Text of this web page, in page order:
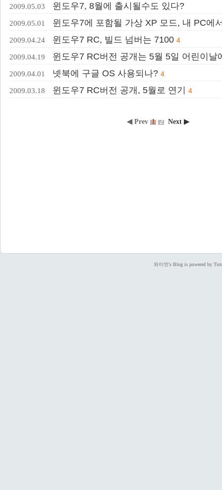
2009.05.03 윈도우7, 8월에 출시될수도 있다?
2009.05.01 윈도우7에 포함될 가상 XP 모드, 내 PC에
2009.04.24 윈도우7 RC, 빌드 넘버는 7100 4
2009.04.19 윈도우7 RC버전 공개는 5월 5일 어린이날
2009.04.01 넷북에 구글 OS 사용되나? 4
2009.03.18 윈도우7 RC버전 공개, 5월로 연기 4
◀ Prev 1 2 Next ▶
와이엇's Blog is powered by